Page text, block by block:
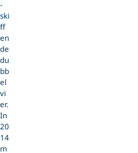
-
ski
ff
en
de
du
bb
el
vi
er.
In
20
14
m